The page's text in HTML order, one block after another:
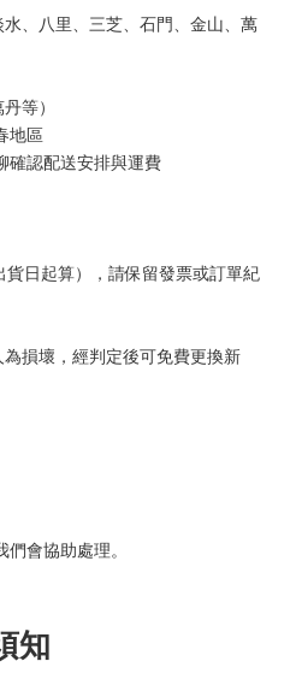
、八里、三芝、石門、金山、萬
等）
地區
確認配送安排與運費
日起算），請保留發票或訂單紀
損壞，經判定後可免費更換新
會協助處理。
知